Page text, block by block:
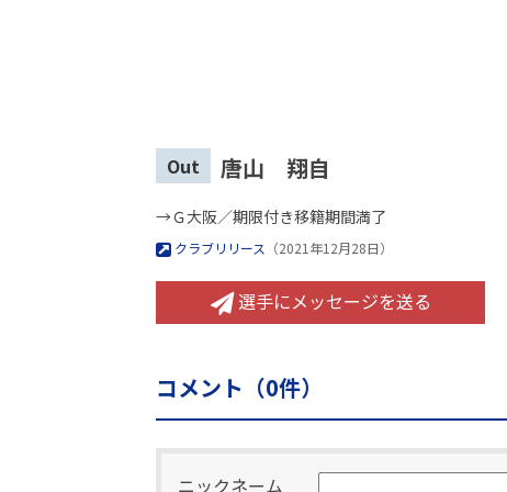
Out 唐山 翔自
→Ｇ大阪／期限付き移籍期間満了
クラブリリース （2021年12月28日）
選手にメッセージを送る
コメント（0件）
ニックネーム